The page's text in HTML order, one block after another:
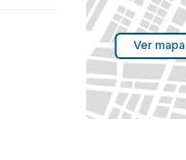
Ver mapa